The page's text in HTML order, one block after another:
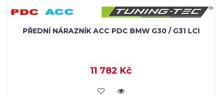
PŘEDNÍ NÁRAZNÍK ACC PDC BMW G30 / G31 LCI
11 782 Kč
KOUPIT